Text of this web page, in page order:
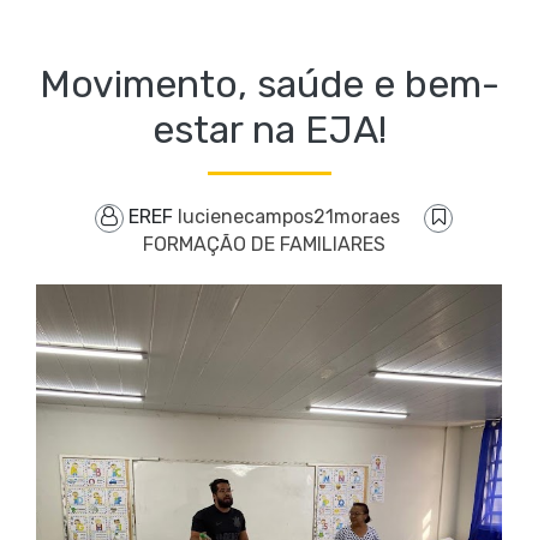
Movimento, saúde e bem-
estar na EJA!
EREF lucienecampos21moraes
FORMAÇÃO DE FAMILIARES